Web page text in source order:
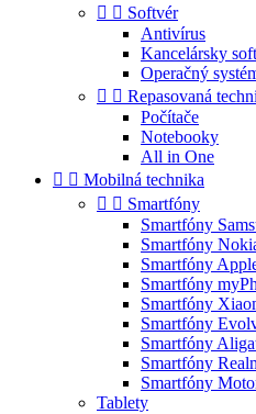
  Softvér
Antivírus
Kancelársky
Operačný
  Repasovaná
Počítače
Notebooky
All in One
  Mobilná technika
  Smartfóny
Smartfóny
Smartfóny
Smartfóny
Smartfóny
Smartfóny
Smartfóny
Smartfóny
Smartfóny
Smartfóny
Tablety